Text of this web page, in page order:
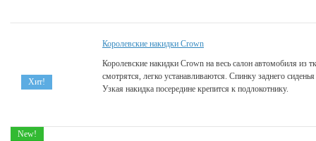
Хит!
Королевские накидки Crown
Королевские накидки Crown на весь салон автомобиля из
смотрятся, легко устанавливаются. Спинку заднего
Узкая накидка посередине крепится к подлокотнику.
New!